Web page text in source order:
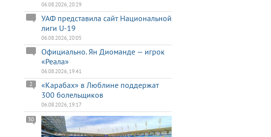
06.08.2026, 20:29
УАФ представила сайт Национальной
лиги U-19
06.08.2026, 20:05
Официально. Ян Диоманде — игрок
«Реала»
06.08.2026, 19:41
«Карабах» в Люблине поддержат
300 болельщиков
2
06.08.2026, 19:17
30